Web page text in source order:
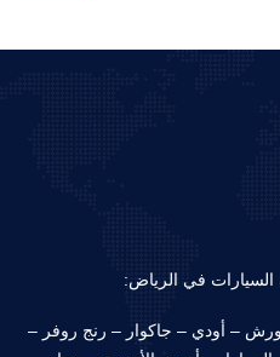
في الرياض:
– أودي – جاكوار – رنج روفر –